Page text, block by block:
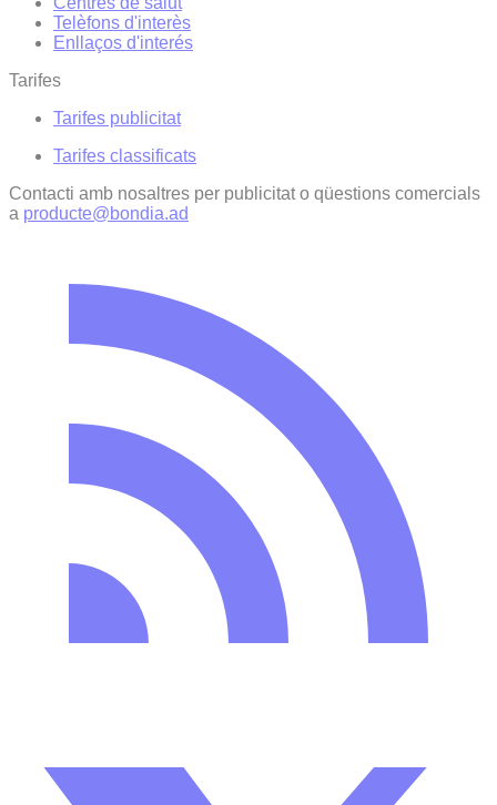
Telèfons d'interès
Enllaços d'interés
Tarifes
Tarifes publicitat
Tarifes classificats
Contacti amb nosaltres per publicitat o qüestions comercials
a producte@bondia.ad